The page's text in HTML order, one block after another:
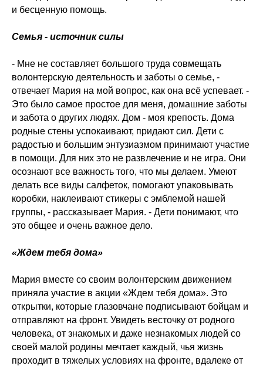
и бесценную помощь.
Семья - источник силы
- Мне не составляет большого труда совмещать
волонтерскую деятельность и заботы о семье, -
отвечает Мария на мой вопрос, как она всё успевает. -
Это было самое простое для меня, домашние заботы
и забота о других людях. Дом - моя крепость. Дома
родные стены успокаивают, придают сил. Дети с
радостью и большим энтузиазмом принимают участие
в помощи. Для них это не развлечение и не игра. Они
осознают все важность того, что мы делаем. Умеют
делать все виды салфеток, помогают упаковывать
коробки, наклеивают стикеры с эмблемой нашей
группы, - рассказывает Мария. - Дети понимают, что
это общее и очень важное дело.
«Ждем тебя дома»
Мария вместе со своим волонтерским движением
приняла участие в акции «Ждем тебя дома». Это
открытки, которые глазовчане подписывают бойцам и
отправляют на фронт. Увидеть весточку от родного
человека, от знакомых и даже незнакомых людей со
своей малой родины мечтает каждый, чья жизнь
проходит в тяжелых условиях на фронте, вдалеке от